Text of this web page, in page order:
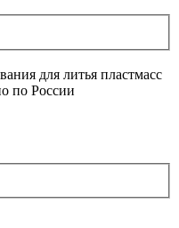
для литья пластмасс
по России